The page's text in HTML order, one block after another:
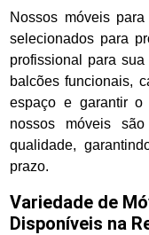
Nossos móveis
selecionados para
profissional para
balcões funcionais,
espaço e garantir o
nossos móveis
qualidade,
prazo.
Variedade de
Disponíveis na